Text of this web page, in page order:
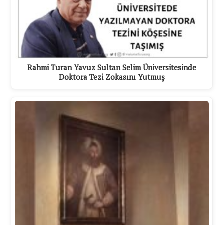
Rahmi Turan Yavuz Sultan Selim Üniversitesinde
Doktora Tezi Zokasını Yutmuş